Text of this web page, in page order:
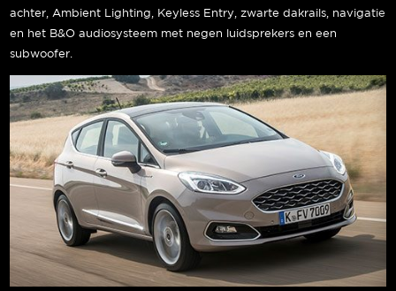
achter, Ambient Lighting, Keyless Entry, zwarte dakrails, navigatie
en het B&O audiosysteem met negen luidsprekers en een
subwoofer.